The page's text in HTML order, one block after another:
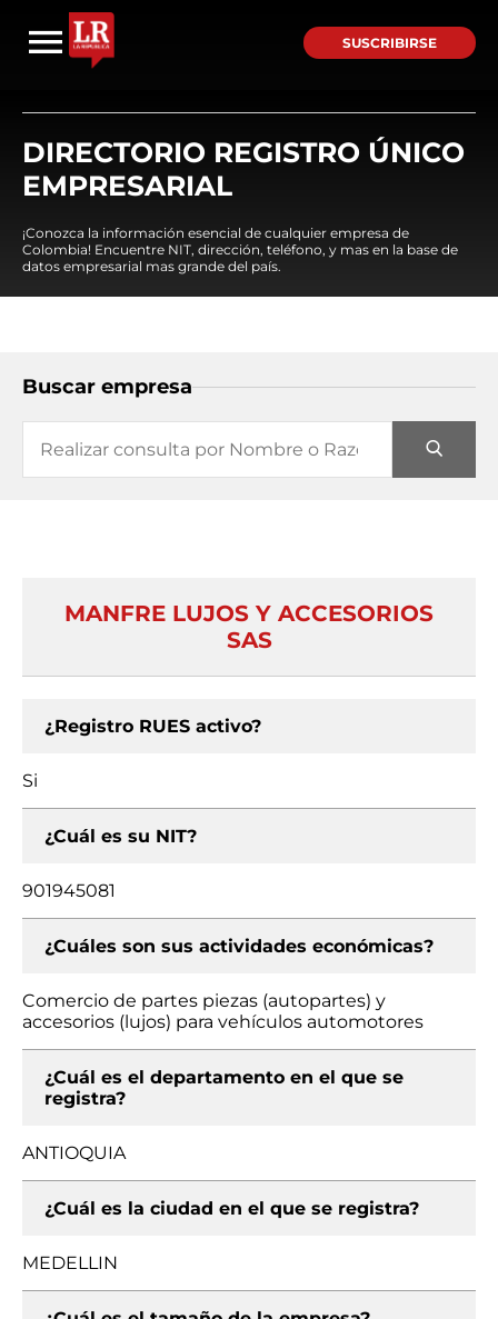
SUSCRIBIRSE
DIRECTORIO REGISTRO ÚNICO
EMPRESARIAL
¡Conozca la información esencial de cualquier empresa de
Colombia! Encuentre NIT, dirección, teléfono, y mas en la base de
datos empresarial mas grande del país.
Buscar empresa
MANFRE LUJOS Y ACCESORIOS
SAS
¿Registro RUES activo?
Si
¿Cuál es su NIT?
901945081
¿Cuáles son sus actividades económicas?
Comercio de partes piezas (autopartes) y
accesorios (lujos) para vehículos automotores
¿Cuál es el departamento en el que se
registra?
ANTIOQUIA
¿Cuál es la ciudad en el que se registra?
MEDELLIN